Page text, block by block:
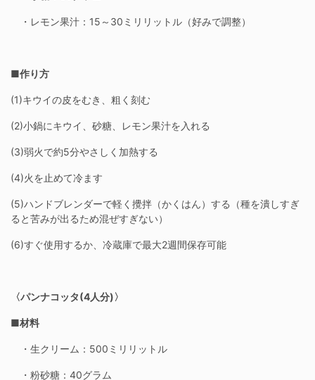
・レモン果汁：15～30ミリリットル（好みで調整）
■作り方
(1)キウイの皮をむき、粗く刻む
(2)小鍋にキウイ、砂糖、レモン果汁を入れる
(3)弱火で約5分やさしく加熱する
(4)火を止めて冷ます
(5)ハンドブレンダーで軽く攪拌（かくはん）する（種を潰しすぎ
ると苦みが出るため混ぜすぎない）
(6)すぐ使用するか、冷蔵庫で最大2週間保存可能
〈パンナコッタ(4人分)〉
■材料
・生クリーム：500ミリリットル
・粉砂糖：40グラム